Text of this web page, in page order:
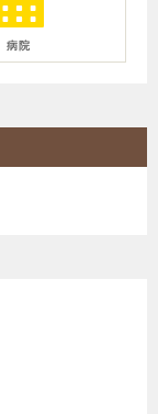
病院